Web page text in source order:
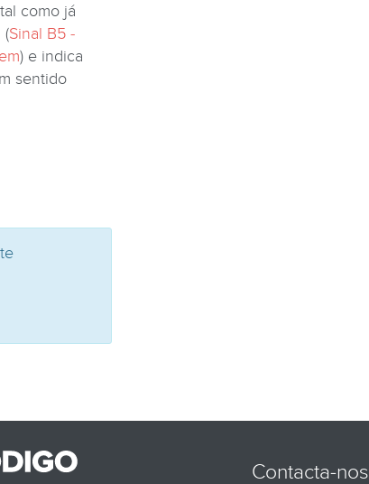
como já
(Sinal B5 -
) e indica
sentido
Contacta-nos